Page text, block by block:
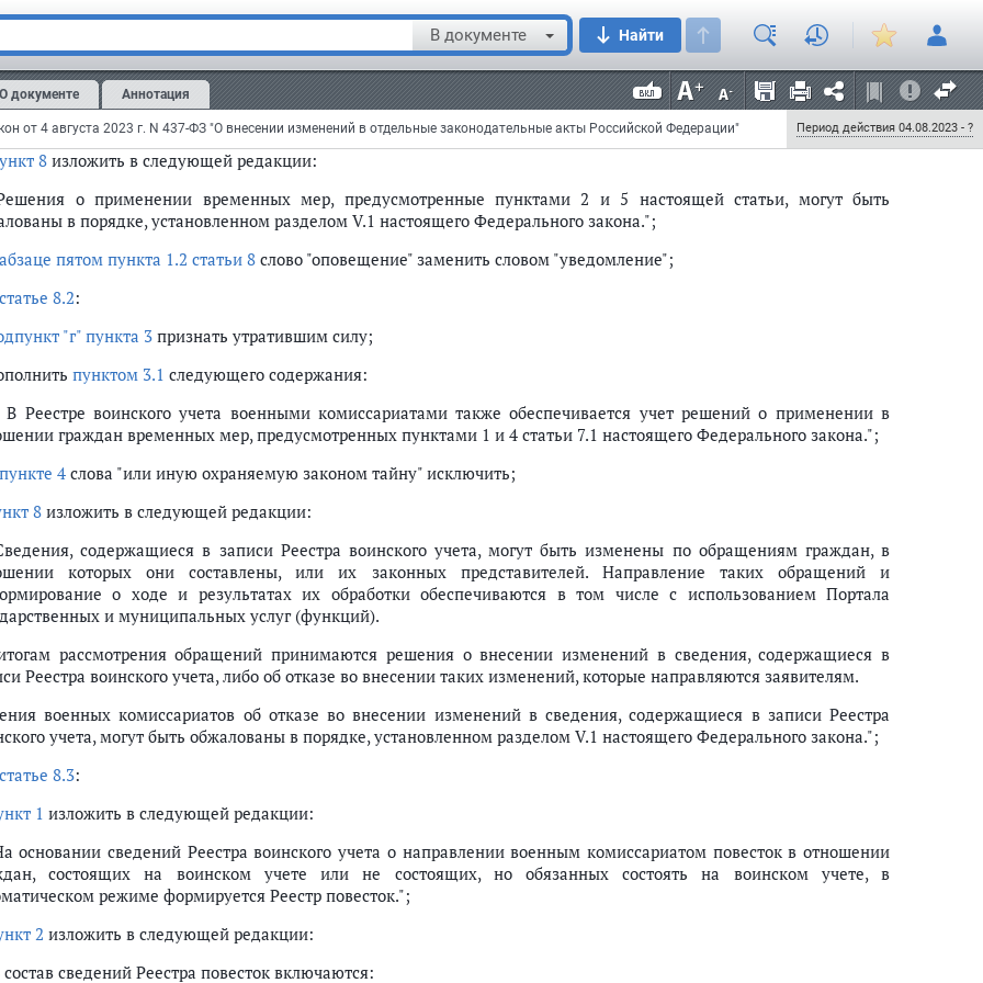
В документе Найти
О документе Аннотация
от 4 августа 2023 г. N 437-ФЗ "О внесении изменений в отдельные законодательные акты Российской Федерации" Период действия 04.08.2023 - ?
первое предложение изложить в следующей редакции: "Решение об отмене предусмотренных пунктами
настоящей статьи временных мер формируется в Реестре воинского учета в автоматическом режиме и
электронной подписью в день формирования в Реестре воинского учета сведений о явке гражданина
или о подтверждении уважительных причин неявки.", слова "Указанное решение направляется" заменить
"Информация об указанном решении автоматически направляется в электронной форме";
8изложить в следующей редакции:
о применении временных мер, предусмотренные пунктами 2 и 5 настоящей статьи, могут быть
в порядке, установленном разделом V.1 настоящего Федерального закона.";
абзаце пятом пункта 1.2 статьи 8 слово "оповещение" заменить словом "уведомление";
статье 8.2:
"г" пункта 3признать утратившим силу;
пунктом 3.1 следующего содержания:
В Реестре воинского учета военными комиссариатами также обеспечивается учет решений о применении в
граждан временных мер, предусмотренных пунктами 1 и 4 статьи 7.1 настоящего Федерального закона.";
пункте 4 слова "или иную охраняемую законом тайну" исключить;
8изложить в следующей редакции:
содержащиеся в записи Реестра воинского учета, могут быть изменены по обращениям граждан, в
которых они составлены, или их законных представителей. Направление таких обращений и
о ходе и результатах их обработки обеспечиваются в том числе с использованием Портала
и муниципальных услуг (функций).
рассмотрения обращений принимаются решения о внесении изменений в сведения, содержащиеся в
Реестра воинского учета, либо об отказе во внесении таких изменений, которые направляются заявителям.
военных комиссариатов об отказе во внесении изменений в сведения, содержащиеся в записи Реестра
учета, могут быть обжалованы в порядке, установленном разделом V.1 настоящего Федерального закона.";
статье 8.3:
1 изложить в следующей редакции:
основании сведений Реестра воинского учета о направлении военным комиссариатом повесток в отношении
состоящих на воинском учете или не состоящих, но обязанных состоять на воинском учете, в
режиме формируется Реестр повесток.";
2 изложить в следующей редакции:
состав сведений Реестра повесток включаются: